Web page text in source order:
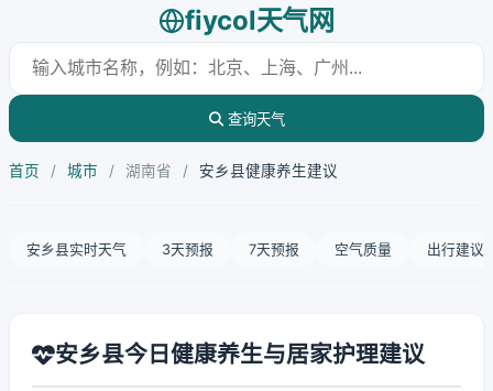
fiycol天气网
查询天气
首页 / 城市 / 湖南省 / 安乡县健康养生建议
安乡县实时天气 3天预报 7天预报 空气质量 出行建议
安乡县今日健康养生与居家护理建议